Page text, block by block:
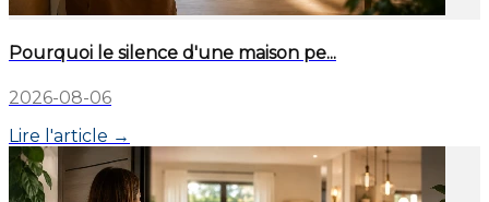
Pourquoi le silence d'une maison pe...
2026-08-06
Lire l'article →